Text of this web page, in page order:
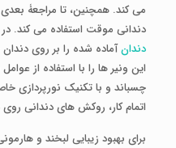
می کند. همچنین، تا مراجعۀ
دندانی موقت استفاده می کند.
دندانآماده‌ شده را بر روی
این ونیر ها را با استفاده از
چسباند و با تکنیک نورپردازی
اتمام کار، روکش های دندانی روی
برای بهبود زیبایی لبخند و